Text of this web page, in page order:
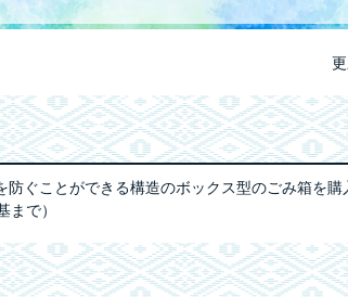
ぐことができる構造のボックス型のごみ箱を購
で）